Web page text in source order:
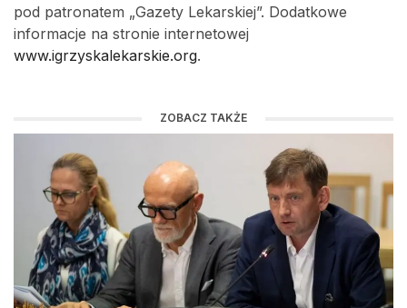
pod patronatem „Gazety Lekarskiej”. Dodatkowe
informacje na stronie internetowej
www.igrzyskalekarskie.org.
ZOBACZ TAKŻE